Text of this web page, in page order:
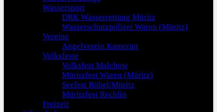
Wassersport
DRK Wasserrettung Müritz
Wasserschutzpolizei Waren (Müritz)
Vereine
Angelverein Kamerun
Volksfeste
Volksfest Malchow
Müritzfest Waren (Müritz)
Seefest Röbel/Müritz
Müritzfest Rechlin
Freizeit